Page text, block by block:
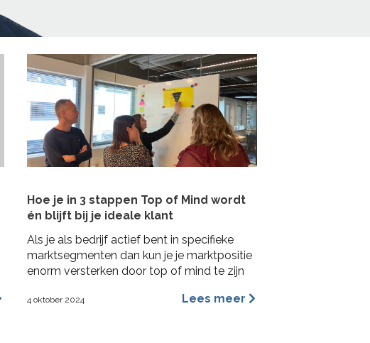
Hoe je in 3 stappen Top of Mind wordt
én blijft bij je ideale klant
Als je als bedrijf actief bent in specifieke
marktsegmenten dan kun je je marktpositie
enorm versterken door top of mind te zijn
in 3 concrete stappen een Top of Mind
4 oktober 2024 Lees meer